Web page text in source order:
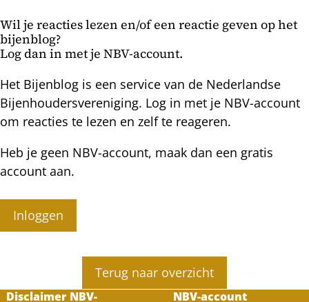
filteren
Wil je reacties lezen en/of een reactie geven op het
bijenblog?
Log dan in met je NBV-account.
Het Bijenblog is een service van de Nederlandse
Bijenhoudersvereniging. Log in met je NBV-account
om reacties te lezen en zelf te reageren.
Heb je geen NBV-account, maak dan een gratis
account aan.
Inloggen
Terug naar overzicht
Disclaimer NBV- NBV-account